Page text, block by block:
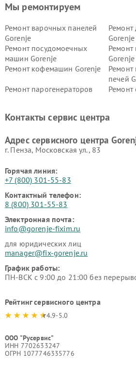
Мы ремонтируем
Ремонт варочных панелей
Gorenje
Gorenje
Ремонт посудомоечных
машин Gorenje
Ремонт
Gorenje
Ремонт кофемашин Gorenje
печей
Ремонт парогенераторов
Ремонт
Контакты сервис центра
Адрес сервисного центра
г. Пенза, Московская ул., 83
Горячая линия:
+7 (800) 301-55-83
Контактный телефон:
8 (800) 301-55-83
Электронная почта:
info@gorenje-fixim.ru
для юридических лиц
manager@fix-gorenje.ru
График работы:
ПН-ВСК с 9:00 до 21:00 без
Рейтинг сервисного центра
4.9-5.0
ООО "Русервис"
ИНН 7702633247
ОГРН 1077746335776